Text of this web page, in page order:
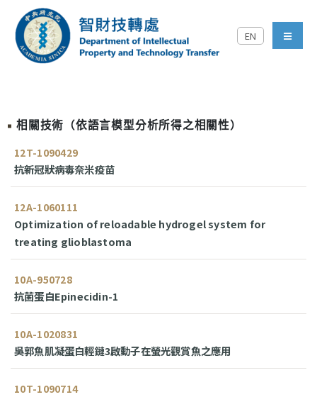
跳到主要內容區塊
中央研究院智財技轉處對
EN
menu
相關技術（依語言模型分析所得之相關性）
12T-1090429
抗新冠狀病毒奈米疫苗
12A-1060111
Optimization of reloadable hydrogel system for
treating glioblastoma
10A-950728
抗菌蛋白Epinecidin-1
10A-1020831
吳郭魚肌凝蛋白輕鏈3啟動子在螢光觀賞魚之應用
10T-1090714